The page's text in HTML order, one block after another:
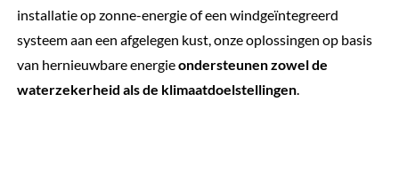
installatie op zonne-energie of een windgeïntegreerd
systeem aan een afgelegen kust, onze oplossingen op basis
van hernieuwbare energieondersteunen zowel de
waterzekerheid als de klimaatdoelstellingen.